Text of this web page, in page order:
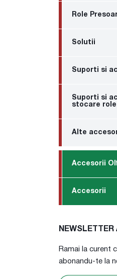
Role
Solutii
Suporti si
Suporti si
stocare role
Alte
Accesorii
Accesorii
NEWSLETTER
Ramai la curent
abonandu-te la